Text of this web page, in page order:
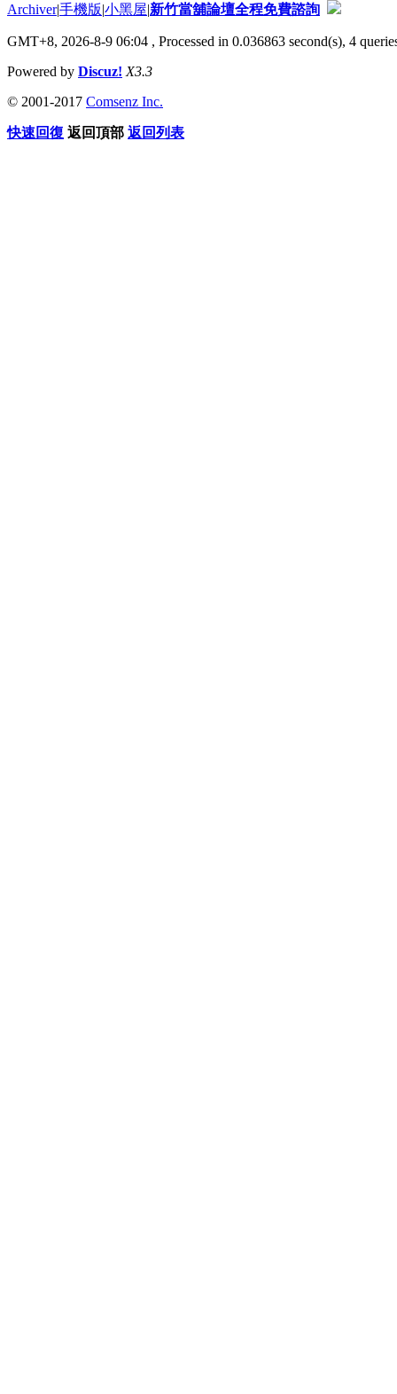
Archiver|手機版|小黑屋|新竹當舖論壇全程免費諮詢
GMT+8, 2026-8-9 06:04 , Processed in 0.036863 second(s), 4
Powered by Discuz! X3.3
© 2001-2017 Comsenz Inc.
快速回復 返回頂部 返回列表